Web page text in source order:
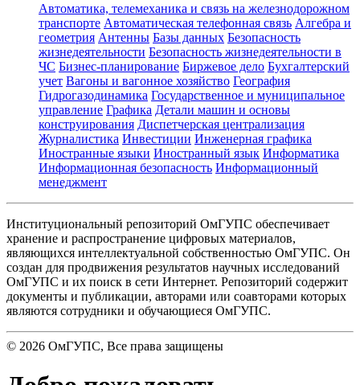
Автоматика, телемеханика и связь на железнодорожном
транспорте Автоматическая телефонная связь Алгебра и
геометрия Антенны Базы данных Безопасность
жизнедеятельности Безопасность жизнедеятельности в
ЧС Бизнес-планирование Биржевое дело Бухгалтерский
учет Вагоны и вагонное хозяйство География
Гидрогазодинамика Государственное и муниципальное
управление Графика Детали машин и основы
конструирования Диспетчерская централизация
Журналистика Инвестиции Инженерная графика
Иностранные языки Иностранный язык Информатика
Информационная безопасность Информационный
менеджмент
Институциональный репозиторий ОмГУПС обеспечивает
хранение и распространение цифровых материалов,
являющихся интеллектуальной собственностью ОмГУПС. Он
создан для продвижения результатов научных исследований
ОмГУПС и их поиск в сети Интернет. Репозиторий содержит
документы и публикации, авторами или соавторами которых
являются сотрудники и обучающиеся ОмГУПС.
© 2026 ОмГУПС, Все права защищены